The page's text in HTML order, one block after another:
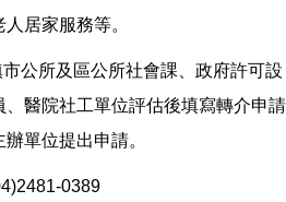
居家服務等。
公所及區公所社會課、政府許可設
醫院社工單位評估後填寫轉介申請
單位提出申請。
0389